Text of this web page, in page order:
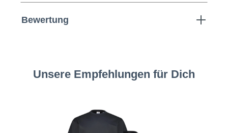
Bewertung
Unsere Empfehlungen für Dich